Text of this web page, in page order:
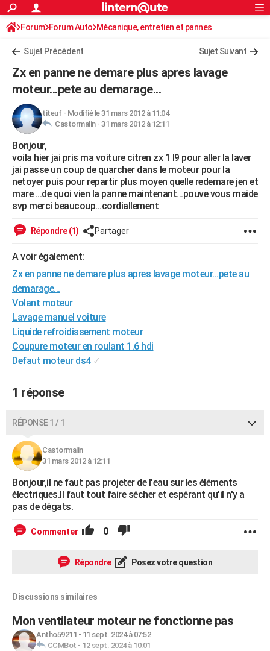
ACTUALITÉS
Politique
Société
Faits Divers
Education
Monde
Villes
+
Programme TV
Streaming
Cinéma
Sorties cinéma
Musique
FINANCE
Retraite
Impôts
Epargne
Immobilier
Risques naturels par ville
Banque
Assurance
Crédit
AUTO
Essais
Réserver un essai
Citadines
Berlines
SUV
Forum auto
HIGH-TECH
Mobiles
Meilleur smartphone
Internet
Ordinateurs
Jeux vidéo
Guide high-tech
+BRICOLAGE
Forum
Aménagement intérieur
Extérieur
Cuisine
Salle de bains
Jardinage
Rangement
WEEK-END
Guides de France
Escapades
Patrimoine
Expositions
Musées
Week-end nature
+LIFESTYLE
Art de vivre
Bien-être
Loisirs
Mode
Modes de vie
SANTE
Alimentation
Guide de la santé
Maladies
Médicaments
Sommeil
VOYAGE
Destinations
City break
Voyage nature
Voyage de noces
PHOTO
GUIDES D'ACHAT
BONS PLANS
CARTE DE VOEUX
S'inscrire
Se connecter
Lycées
Collèges
Primaires
Universités
Entreprises
Service militaire
Avis de recherche
AVIS DE DÉCÈS
FORUM
Bricolage
Lifestyle
Culture
Television
Voyage
Rechercher
S'inscrire
Connexion
Forum Forum Auto Mécanique, entretien et pannes
Sujet Précédent Sujet Suivant
Zx en panne ne demare plus apres lavage
moteur...pete au demarage...
titeuf- Modifié le 31 mars 2012 à 11:04
Castormalin - 31 mars 2012 à 12:11
Bonjour,
voila hier jai pris ma voiture citren zx 1 l9 pour aller la laver
jai passe un coup de quarcher dans le moteur pour la
netoyer puis pour repartir plus moyen quelle redemare jen et
mare ...de quoi vien la panne maintenant...pouve vous maide
svp merci beaucoup...cordiallement
Répondre (1) Partager
A voir également:
Zx en panne ne demare plus apres lavage moteur...pete au
demarage...
Volant moteur
Lavage manuel voiture
Liquide refroidissement moteur
Coupure moteur en roulant 1.6 hdi
Defaut moteur ds4 ✓
1 réponse
RÉPONSE 1 / 1
Castormalin
31 mars 2012 à 12:11
Bonjour,il ne faut pas projeter de l'eau sur les éléments
électriques.Il faut tout faire sécher et espérant qu'il n'y a
pas de dégats.
Commenter 0
Répondre Posez votre question
Discussions similaires
Mon ventilateur moteur ne fonctionne pas
Antho59211 - 11 sept. 2024 à 07:52
CCMBot - 12 sept. 2024 à 10:01